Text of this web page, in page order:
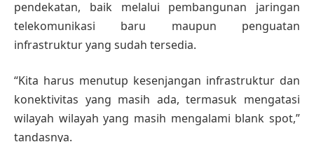
pendekatan, baik melalui pembangunan jaringan
telekomunikasi baru maupun penguatan
infrastruktur yang sudah tersedia.
“Kita harus menutup kesenjangan infrastruktur dan
konektivitas yang masih ada, termasuk mengatasi
wilayah wilayah yang masih mengalami blank spot,”
tandasnya.